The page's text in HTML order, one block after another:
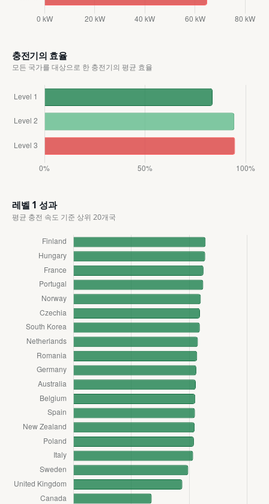
충전기의 효율
모든 국가를 대상으로 한 충전기의 평균 효율
레벨 1 성과
평균 충전 속도 기준 상위 20개국